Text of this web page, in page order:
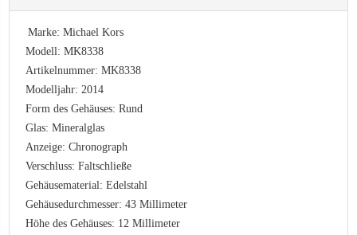
Marke: Michael Kors
Modell: MK8338
Artikelnummer: MK8338
Modelljahr: 2014
Form des Gehäuses: Rund
Glas: Mineralglas
Anzeige: Chronograph
Verschluss: Faltschließe
Gehäusematerial: Edelstahl
Gehäusedurchmesser: 43 Millimeter
Höhe des Gehäuses: 12 Millimeter